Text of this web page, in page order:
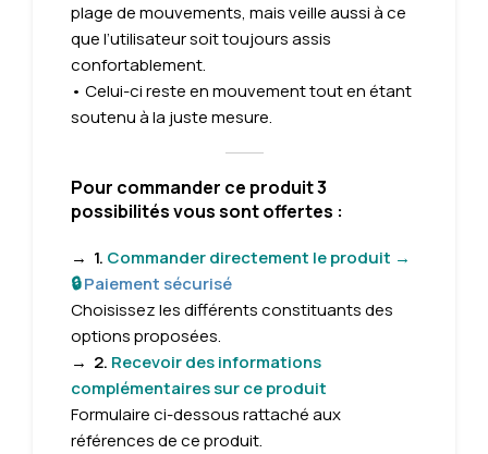
plage de mouvements, mais veille aussi à ce
que l’utilisateur soit toujours assis
confortablement.
• Celui-ci reste en mouvement tout en étant
soutenu à la juste mesure.
Pour commander ce produit 3
possibilités vous sont offertes :
→ 1. Commander directement le produit →
🔒Paiement sécurisé
Choisissez les différents constituants des
options proposées.
→ 2. Recevoir des informations
complémentaires sur ce produit
Formulaireci-dessous rattaché aux
références de ce produit.